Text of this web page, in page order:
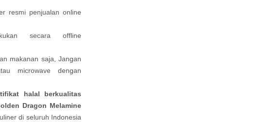
resmi penjualan online
secara offline
makanan saja, Jangan
microwave dengan
halal berkualitas
Dragon Melamine
di seluruh Indonesia